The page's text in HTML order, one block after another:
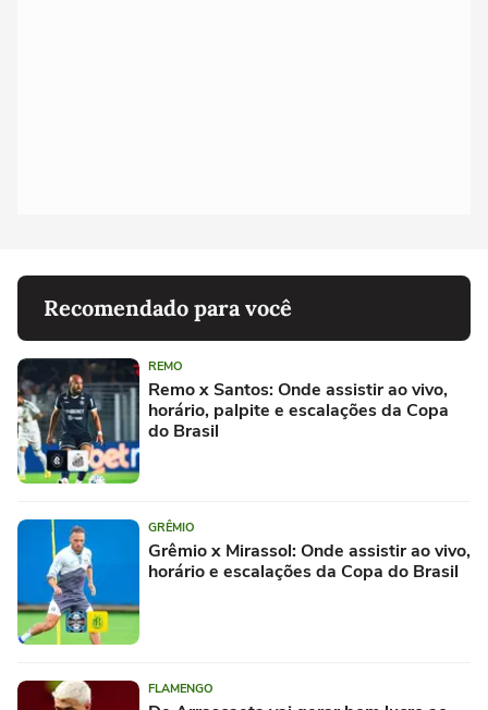
Recomendado para você
REMO
Remo x Santos: Onde assistir ao vivo,
horário, palpite e escalações da Copa
do Brasil
GRÊMIO
Grêmio x Mirassol: Onde assistir ao vivo,
horário e escalações da Copa do Brasil
FLAMENGO